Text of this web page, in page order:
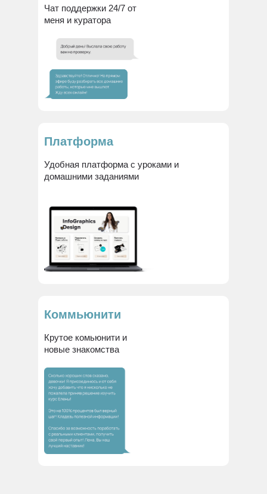
Чат поддержки 24/7 от
меня и куратора
Платформа
Удобная платформа с уроками и
домашними заданиями
Коммьюнити
Крутое комьюнити и
новые знакомства